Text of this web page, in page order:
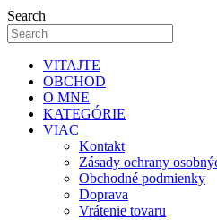
Search
VITAJTE
OBCHOD
O MNE
KATEGÓRIE
VIAC
Kontakt
Zásady ochrany
Obchodné podmienky
Doprava
Vrátenie tovaru